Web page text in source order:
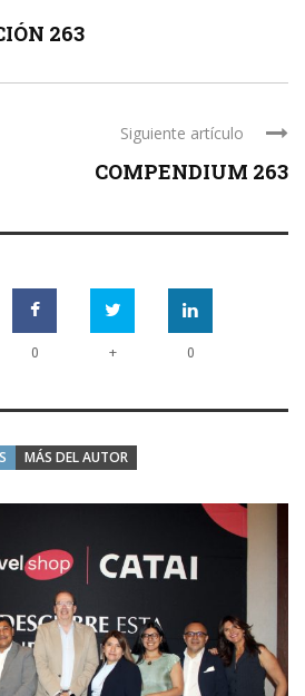
263
Siguiente artículo
COMPENDIUM 263
0 + 0
MÁS DEL AUTOR